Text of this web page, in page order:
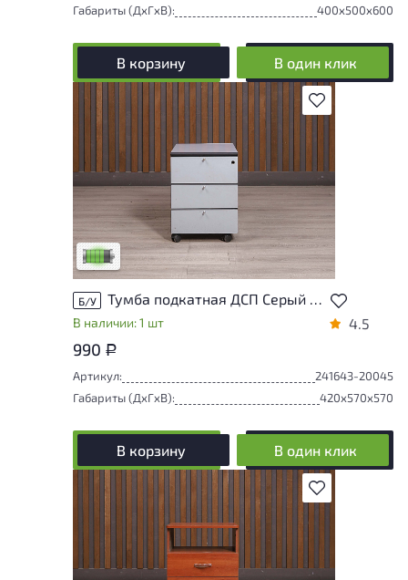
Габариты (ДxГxВ):
400x500x600
В корзину В один клик
В избранное
У товара присутствуют незначительные
следы эксплуатации, не влияющие на
удобство его использования
Низкая степень износа
Б/У Тумба подкатная ДСП Серый Россия
В наличии: 1 шт 4.5
990 Р
Артикул:
241643-20045
Габариты (ДxГxВ):
420x570x570
В корзину В один клик
В избранное